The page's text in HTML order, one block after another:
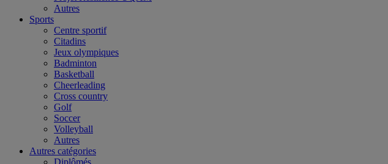
Autres
Sports
Centre sportif
Citadins
Jeux olympiques
Badminton
Basketball
Cheerleading
Cross country
Golf
Soccer
Volleyball
Autres
Autres catégories
Diplômés